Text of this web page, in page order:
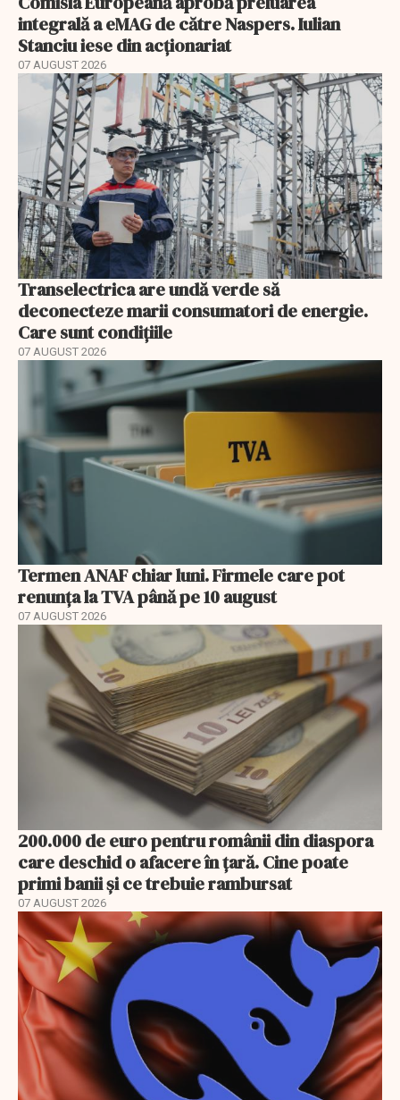
integrală a eMAG de către Naspers. Iulian
Stanciu iese din acționariat
07 AUGUST 2026
Transelectrica are undă verde să
deconecteze marii consumatori de energie.
Care sunt condițiile
07 AUGUST 2026
Termen ANAF chiar luni. Firmele care pot
renunța la TVA până pe 10 august
07 AUGUST 2026
200.000 de euro pentru românii din diaspora
care deschid o afacere în țară. Cine poate
primi banii și ce trebuie rambursat
07 AUGUST 2026